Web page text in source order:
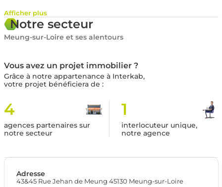
MEUNG SUR LOIRE, BEAUGENCY et SAINT LAURENT NOUAN.
Selon vos besoins, trouver un bien, le faire gérer ou en
estimer sa valeur, Hersant Immobilier est prêt à vous suivre
dans la réalisation de tous vos projets.
Afficher plus
Notre secteur
Meung-sur-Loire et ses alentours
Vous avez un projet immobilier ?
Grâce à notre appartenance à Interkab,
votre projet bénéficiera de :
4
agences partenaires sur
notre secteur
1
interlocuteur unique,
notre agence
Adresse
43&45 Rue Jehan de Meung 45130 Meung-sur-Loire